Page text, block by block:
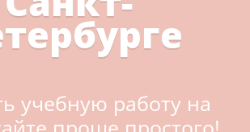
учебную работу на